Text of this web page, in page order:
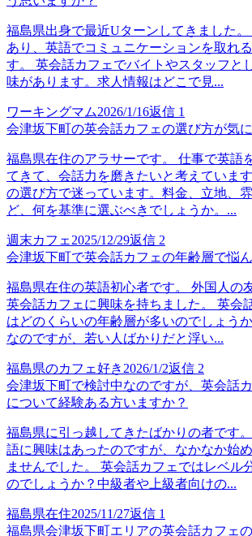
福島県出身で最近Uターンしてきました
あり、英語でコミュニケーションを取れ
す。 英会話カフェでバイトやスタッフと
味があります。求人情報はどこで見...
ワーキングマム2026/1/16返信 1
会津坂下町の英会話カフェの選び方が気
福島県在住のアラサーです。 仕事で英語
てきて、会話力を磨きたいと考えていま
の選び方で迷っています。料金、立地、
ど、何を基準に選ぶべきでしょうか。...
週末カフェ 2025/12/29返信 2
会津坂下町で英会話カフェの年齢層で悩
福島県在住の英語初心者です。 外国人の
英会話カフェに興味を持ちました。 英会
はどのくらいの年齢層が多いのでしょう
なのですが、若い人ばかりだと浮い...
福島県のカフェ好き 2026/1/2返信 2
会津坂下町で検討中なのですが、英会話
について経験ある方いますか？
福島県に引っ越してきたばかりの者です
語に興味はあったのですが、なかなか始
ませんでした。 英会話カフェではレベル
のでしょうか？中級者や上級者向けの...
福島県在住2025/11/27返信 1
福島県会津坂下町エリアの英会話カフェ